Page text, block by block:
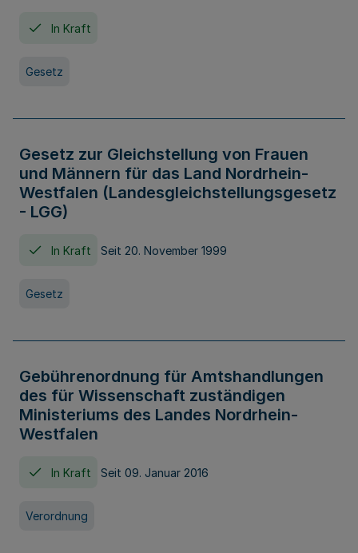
In Kraft
Gesetz
Gesetz zur Gleichstellung von Frauen
und Männern für das Land Nordrhein-
Westfalen (Landesgleichstellungsgesetz
- LGG)
In Kraft Seit 20. November 1999
Gesetz
Gebührenordnung für Amtshandlungen
des für Wissenschaft zuständigen
Ministeriums des Landes Nordrhein-
Westfalen
In Kraft Seit 09. Januar 2016
Verordnung